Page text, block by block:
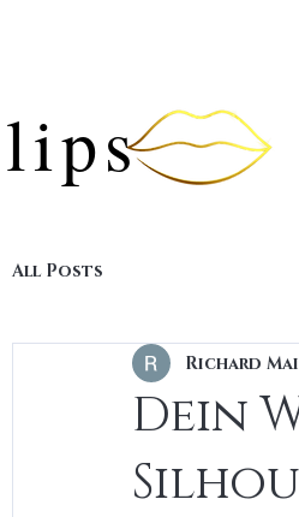
lips
All Posts
Dein
Richard